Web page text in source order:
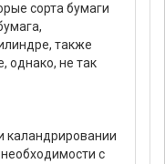
сорта бумаги
также
однако, не так
каландрировании
с